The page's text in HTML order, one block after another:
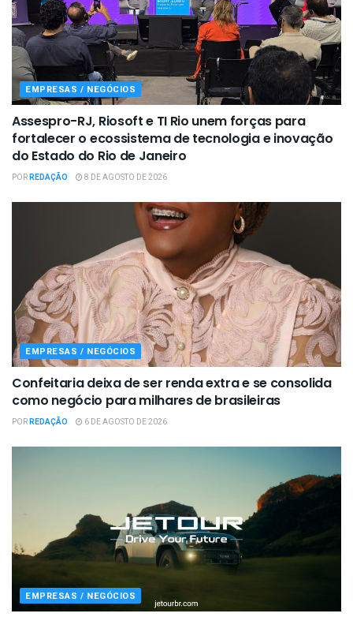
EMPRESAS / NEGÓCIOS
Assespro-RJ, Riosoft e TI Rio unem forças para
fortalecer o ecossistema de tecnologia e inovação
do Estado do Rio de Janeiro
PORREDAÇÃO 8 DE AGOSTO DE 2026
EMPRESAS / NEGÓCIOS
Confeitaria deixa de ser renda extra e se consolida
como negócio para milhares de brasileiras
PORREDAÇÃO 6 DE AGOSTO DE 2026
EMPRESAS / NEGÓCIOS